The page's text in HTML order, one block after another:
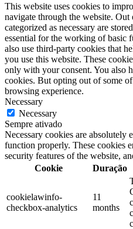
This website uses cookies to
navigate through the website. Out
categorized as necessary are
essential for the working of basic
also use third-party cookies that
you use this website. These
only with your consent. You also
cookies. But opting out of some
browsing experience.
Necessary
Necessary
Sempre ativado
Necessary cookies are absolutely
function properly. These cookies
security features of the website,
Cookie
Duração
cookielawinfo-
checkbox-analytics
11
months